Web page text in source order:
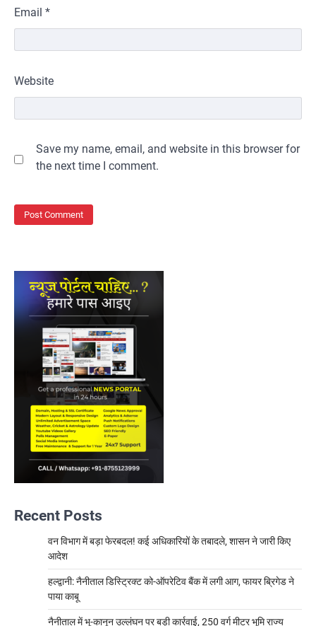
Email *
Website
Save my name, email, and website in this browser for
the next time I comment.
Recent Posts
वन विभाग में बड़ा फेरबदल! कई अधिकारियों के तबादले, शासन ने जारी किए
आदेश
हल्द्वानी: नैनीताल डिस्ट्रिक्ट को-ऑपरेटिव बैंक में लगी आग, फायर ब्रिगेड ने
पाया काबू
नैनीताल में भू-कानून उल्लंघन पर बड़ी कार्रवाई, 250 वर्ग मीटर भूमि राज्य